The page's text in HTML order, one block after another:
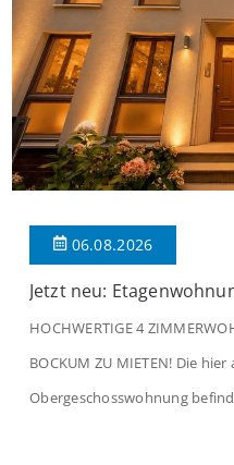
06.08.2026
Jetzt neu:
HOCHWERTIGE 4
BOCKUM ZU MIETEN! Die
Obergeschosswohnung